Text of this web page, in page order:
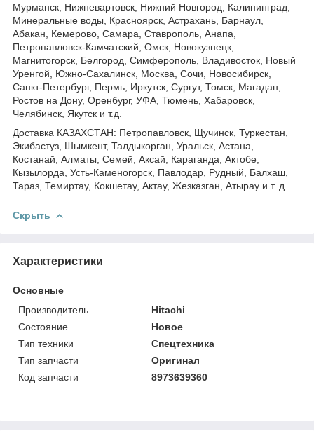
Мурманск, Нижневартовск, Нижний Новгород, Калининград,
Минеральные воды, Красноярск, Астрахань, Барнаул,
Абакан, Кемерово, Самара, Ставрополь, Анапа,
Петропавловск-Камчатский, Омск, Новокузнецк,
Магнитогорск, Белгород, Симферополь, Владивосток, Новый
Уренгой, Южно-Сахалинск, Москва, Сочи, Новосибирск,
Санкт-Петербург, Пермь, Иркутск, Сургут, Томск, Магадан,
Ростов на Дону, Оренбург, УФА, Тюмень, Хабаровск,
Челябинск, Якутск и т.д.
Доставка КАЗАХСТАН: Петропавловск, Щучинск, Туркестан,
Экибастуз, Шымкент, Талдыкорган, Уральск, Астана,
Костанай, Алматы, Семей, Аксай, Караганда, Актобе,
Кызылорда, Усть-Каменогорск, Павлодар, Рудный, Балхаш,
Тараз, Темиртау, Кокшетау, Актау, Жезказган, Атырау и т. д.
Скрыть
Характеристики
Основные
Производитель
Hitachi
Состояние
Новое
Тип техники
Спецтехника
Тип запчасти
Оригинал
Код запчасти
8973639360